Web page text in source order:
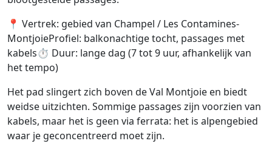
📍 Vertrek: gebied van Champel / Les Contamines-
MontjoieProfiel: balkonachtige tocht, passages met
kabels⏱ Duur: lange dag (7 tot 9 uur, afhankelijk van
het tempo)
Het pad slingert zich boven de Val Montjoie en biedt
weidse uitzichten. Sommige passages zijn voorzien van
kabels, maar het is geen via ferrata: het is alpengebied
waar je geconcentreerd moet zijn.